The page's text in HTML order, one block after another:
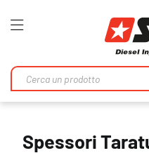
Toggle
Spessori